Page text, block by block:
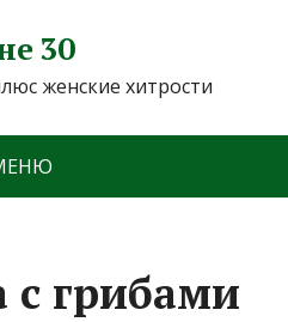
30
женские хитрости
с грибами